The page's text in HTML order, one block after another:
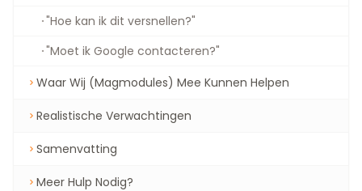
"Hoe kan ik dit versnellen?"
"Moet ik Google contacteren?"
Waar Wij (Magmodules) Mee Kunnen Helpen
Realistische Verwachtingen
Samenvatting
Meer Hulp Nodig?